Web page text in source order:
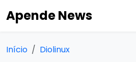
Apende News
Início Diolinux